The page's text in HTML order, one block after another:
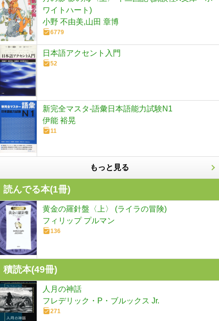
ワイトハート)
小野 不由美,山田 章博
6779
日本語アクセント入門
52
新完全マスタ-語彙日本語能力試験N1
伊能 裕晃
11
もっと見る
読んでる本(1冊)
黄金の羅針盤〈上〉 (ライラの冒険)
フィリップ プルマン
136
積読本(49冊)
人月の神話
フレデリック・P・ブルックス Jr.
271